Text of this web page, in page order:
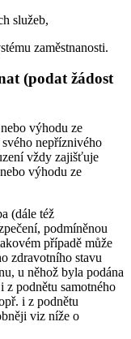
služeb,
zaměstnanosti.
(podat žádost
výhodu ze
nepříznivého
vždy zajišťuje
výhodu ze
(dále též
podmíněnou
případě může
zdravotního stavu
u něhož byla podána
z podnětu samotného
i z podnětu
viz níže o